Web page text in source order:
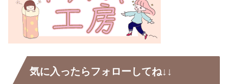
気に入ったらフォローしてね↓↓